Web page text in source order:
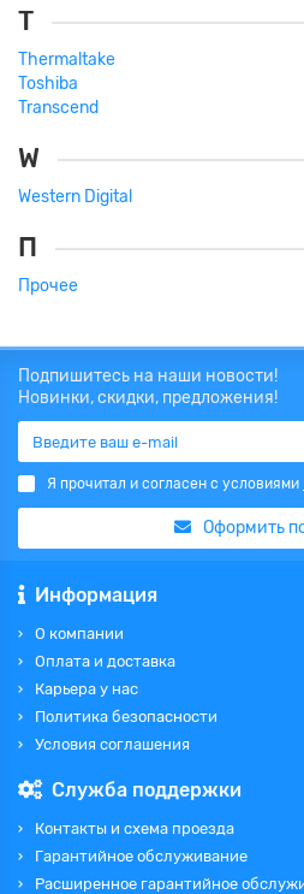
T
Thermaltake
Toshiba
Transcend
W
Western Digital
П
Прочее
Подпишитесь на наши новости!
Новинки, скидки, предложения!
Я прочитал и согласен с условиями
Оформить
Информация
О компании
Оплата и доставка
Карьера у нас
Политика безопасности
Условия соглашения
Служба поддержки
Контакты и схема проезда
Гарантийное обслуживание
Расширенное гарантийное